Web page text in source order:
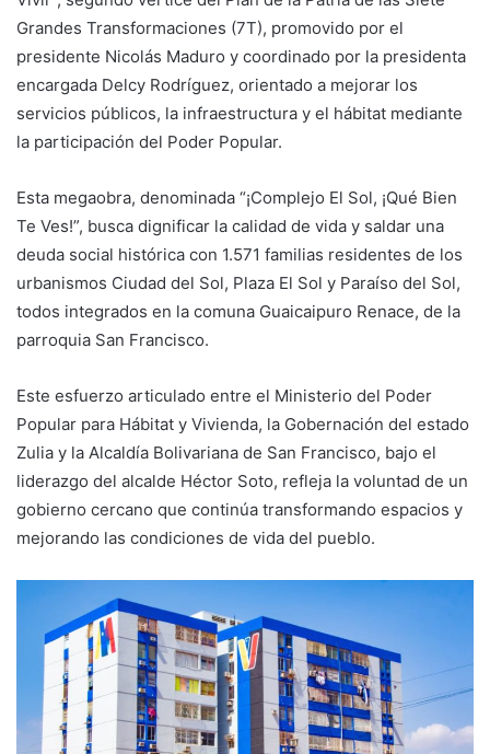
Grandes Transformaciones (7T), promovido por el
presidente Nicolás Maduro y coordinado por la presidenta
encargada Delcy Rodríguez, orientado a mejorar los
servicios públicos, la infraestructura y el hábitat mediante
la participación del Poder Popular.
Esta megaobra, denominada “¡Complejo El Sol, ¡Qué Bien
Te Ves!”, busca dignificar la calidad de vida y saldar una
deuda social histórica con 1.571 familias residentes de los
urbanismos Ciudad del Sol, Plaza El Sol y Paraíso del Sol,
todos integrados en la comuna Guaicaipuro Renace, de la
parroquia San Francisco.
Este esfuerzo articulado entre el Ministerio del Poder
Popular para Hábitat y Vivienda, la Gobernación del estado
Zulia y la Alcaldía Bolivariana de San Francisco, bajo el
liderazgo del alcalde Héctor Soto, refleja la voluntad de un
gobierno cercano que continúa transformando espacios y
mejorando las condiciones de vida del pueblo.